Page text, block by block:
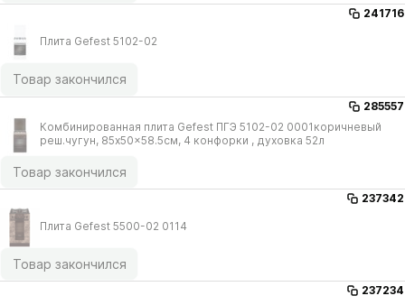
241716
Плита Gefest 5102-02
Товар закончился
285557
Комбинированная плита Gefest ПГЭ 5102-02 0001коричневый
реш.чугун, 85x50x58.5см, 4 конфорки , духовка 52л
Товар закончился
237342
Плита Gefest 5500-02 0114
Товар закончился
237234